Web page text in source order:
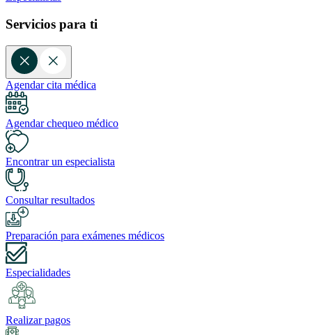
Servicios para ti
Agendar cita médica
Agendar chequeo médico
Encontrar un especialista
Consultar resultados
Preparación para exámenes médicos
Especialidades
Realizar pagos